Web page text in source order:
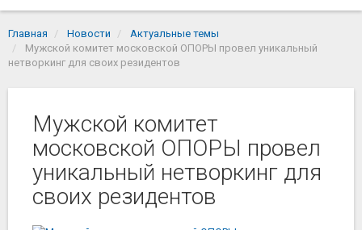
Главная Новости
Актуальные темы
Мужской комитет московской ОПОРЫ провел уникальный
нетворкинг для своих резидентов
Мужской комитет
московской ОПОРЫ провел
уникальный нетворкинг для
своих резидентов